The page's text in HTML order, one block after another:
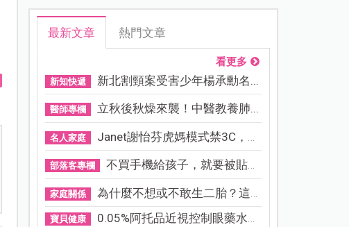
最新文章 熱門文章
看更多
新知快遞 新北割頸案受害少年楊承勳名...
醫師專欄 立秋後秋燥來襲！中醫教養肺...
名人家庭 Janet謝怡芬虎媽模式禁3C，看...
部落客專欄 不買手機給孩子，就要被貼「...
家庭關係 為什麼不想或不敢生二胎？這8...
寶貝健康 0.05%阿托品近視控制眼藥水納...